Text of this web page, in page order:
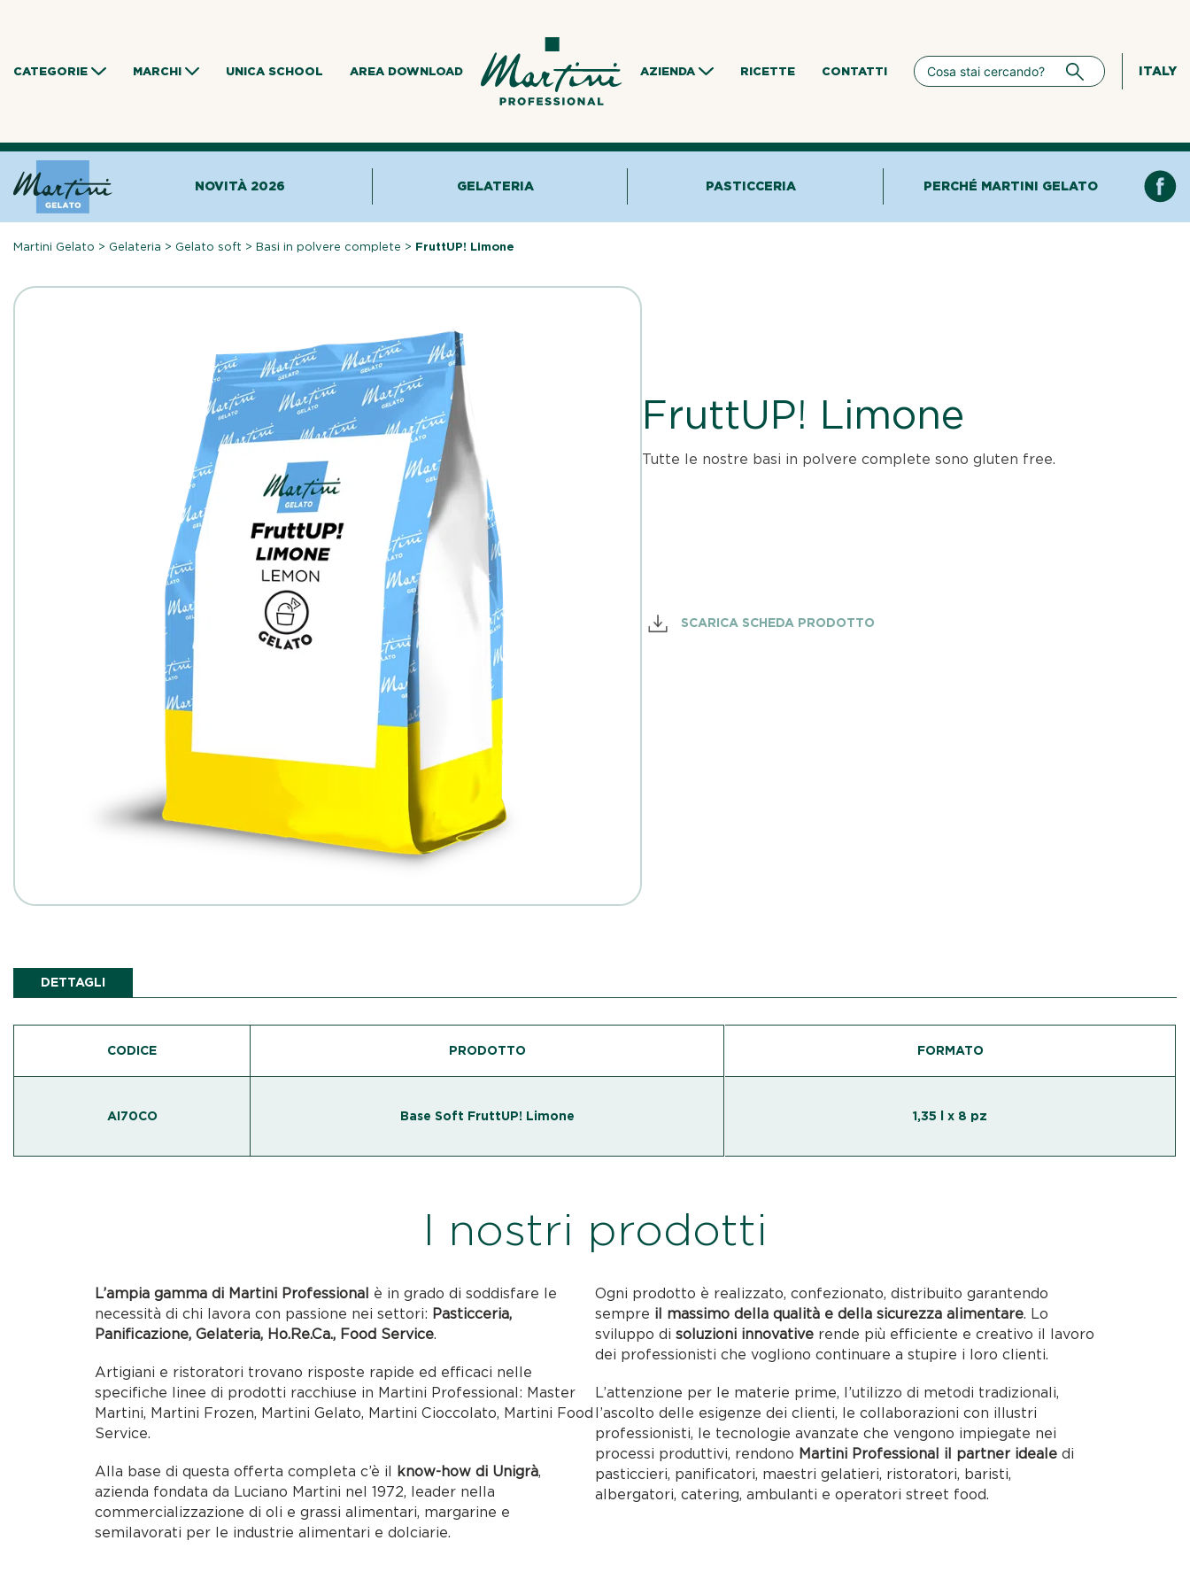
CATEGORIE MARCHI UNICA SCHOOL AREA DOWNLOAD AZIENDA RICETTE CONTATTI ITALY
NOVITÀ 2026 GELATERIA PASTICCERIA PERCHÉ MARTINI GELATO
Martini Gelato > Gelateria > Gelato soft >Basi in polvere complete > FruttUP! Limone
FruttUP! Limone
Tutte le nostre basi in polvere complete sono gluten free.
SCARICA SCHEDA PRODOTTO
DETTAGLI
CODICE PRODOTTO
AI70CO Base Soft FruttUP! Limone
FORMATO
1,35 l x 8 pz
I nostri prodotti
L’ampia gamma di Martini Professional è in grado di soddisfare le
necessità di chi lavora con passione nei settori: Pasticceria,
Panificazione, Gelateria, Ho.Re.Ca., Food Service.
Artigiani e ristoratori trovano risposte rapide ed efficaci nelle
specifiche linee di prodotti racchiuse in Martini Professional: Master
Martini, Martini Frozen, Martini Gelato, Martini Cioccolato, Martini Food
Service.
Alla base di questa offerta completa c’è il know-how di Unigrà,
azienda fondata da Luciano Martini nel 1972, leader nella
commercializzazione di oli e grassi alimentari, margarine e
semilavorati per le industrie alimentari e dolciarie.
Ogni prodotto è realizzato, confezionato, distribuito garantendo
sempre il massimo della qualità e della sicurezza alimentare. Lo
sviluppo di soluzioni innovative rende più efficiente e creativo il lavoro
dei professionisti che vogliono continuare a stupire i loro clienti.
L’attenzione per le materie prime, l’utilizzo di metodi tradizionali,
l’ascolto delle esigenze dei clienti, le collaborazioni con illustri
professionisti, le tecnologie avanzate che vengono impiegate nei
processi produttivi, rendono Martini Professional il partner ideale di
pasticcieri, panificatori, maestri gelatieri, ristoratori, baristi,
albergatori, catering, ambulanti e operatori street food.